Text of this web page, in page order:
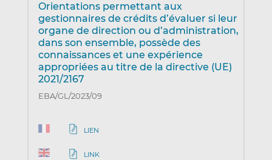
Orientations permettant aux
gestionnaires de crédits d’évaluer si leur
organe de direction ou d’administration,
dans son ensemble, possède des
connaissances et une expérience
appropriées au titre de la directive (UE)
2021/2167
EBA/GL/2023/09
LIEN
LINK